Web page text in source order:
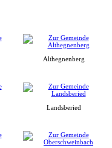
Althegnenberg
Landsberied